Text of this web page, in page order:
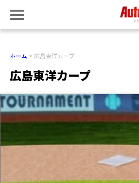
ホーム 広島東洋カープ
広島東洋カープ